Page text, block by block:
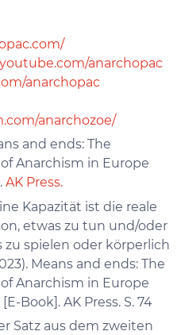
anarchopac
anarchopac
anarchozoe/
and ends: The
Anarchism in Europe
AK Press.
Kapazität ist die reale
etwas zu tun und/oder
zu spielen oder körperlich
Means and ends: The
Anarchism in Europe
Book]. AK Press. S. 74
Satz aus dem zweiten